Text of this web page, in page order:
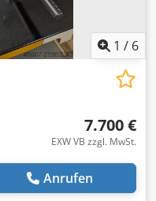
1 / 6
7.700 €
EXW VB zzgl. MwSt.
Anrufen